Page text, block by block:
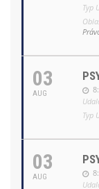
Typ
03
AUG
Typ
03
AUG